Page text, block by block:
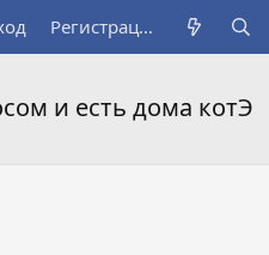
Регистрация
и есть дома котЭ